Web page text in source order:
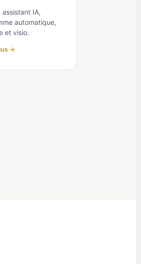
assistant IA,
automatique,
et visio.
→